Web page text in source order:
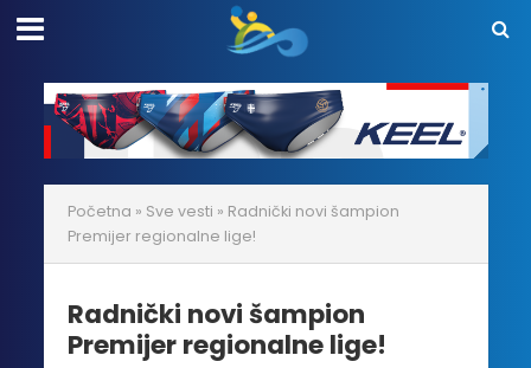
Početna » Sve vesti » Radnički novi šampion
Premijer regionalne lige!
Radnički novi šampion
Premijer regionalne lige!